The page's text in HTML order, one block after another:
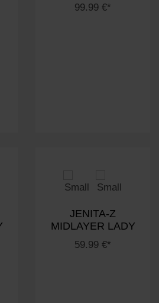
99.99 €*
JENITA-Z
MIDLAYER LADY
59.99 €*